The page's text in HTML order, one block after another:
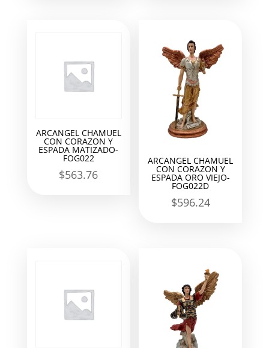
ARCANGEL CHAMUEL
CON CORAZON Y
ESPADA MATIZADO-
FOG022
$563.76
ARCANGEL CHAMUEL
CON CORAZON Y
ESPADA ORO VIEJO-
FOG022D
$596.24